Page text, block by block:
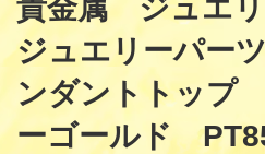
貴金属 ジュエ
ジュエリーパ
ンダントトッ
ーゴールド